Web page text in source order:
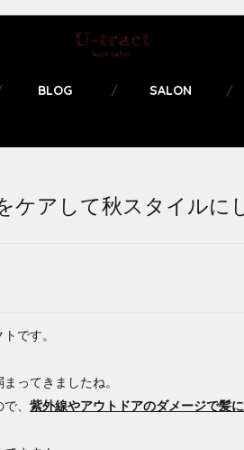
BLOG SALON
ケアして秋スタイルに
です。
ってきましたね。
、 紫外線やアウトドアのダメージで髪